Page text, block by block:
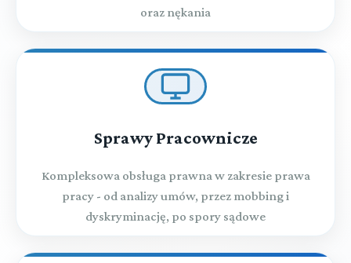
oraz nękania
Sprawy Pracownicze
Kompleksowa obsługa prawna w zakresie prawa
pracy - od analizy umów, przez mobbing i
dyskryminację, po spory sądowe